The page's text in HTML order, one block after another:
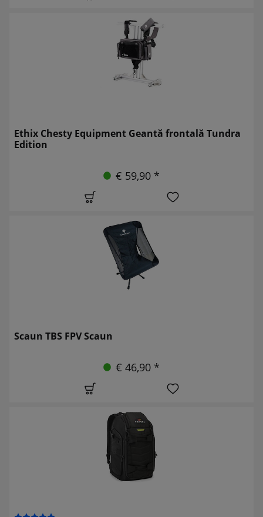
Ethix Chesty Equipment Geantă frontală Tundra
Edition
€ 59,90 *
Scaun TBS FPV Scaun
€ 46,90 *